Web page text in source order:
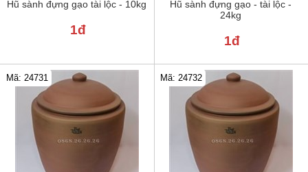
Hũ sành đựng gạo tài lộc - 10kg
1đ
Hũ sành đựng gạo - tài lộc -
24kg
1đ
Mã: 24731 Mã: 24732